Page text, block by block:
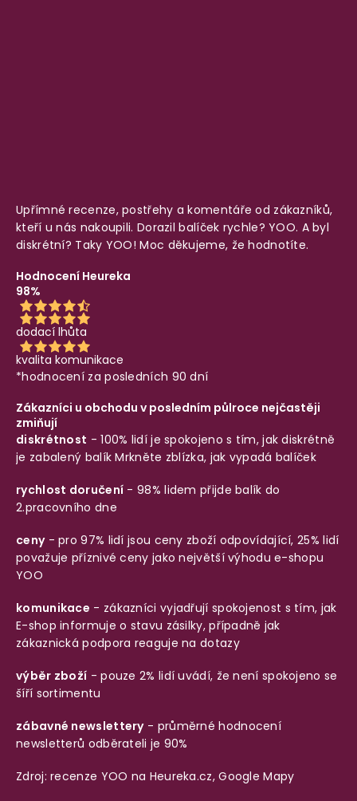
Upřímné recenze, postřehy a komentáře od zákazníků,
kteří u nás nakoupili. Dorazil balíček rychle? YOO. A byl
diskrétní? Taky YOO! Moc děkujeme, že hodnotíte.
Hodnocení Heureka
98%
dodací lhůta
kvalita komunikace
*hodnocení za posledních 90 dní
Zákazníci u obchodu v posledním půlroce nejčastěji
zmiňují
diskrétnost - 100% lidí je spokojeno s tím, jak diskrétně
je zabalený balíkMrkněte zblízka, jak vypadá balíček
rychlost doručení - 98% lidem přijde balík do
2.pracovního dne
ceny- pro 97% lidí jsou ceny zboží odpovídající, 25% lidí
považuje příznivé ceny jako největší výhodu e-shopu
YOO
komunikace - zákazníci vyjadřují spokojenost s tím, jak
E-shop informuje o stavu zásilky, případně jak
zákaznická podpora reaguje na dotazy
výběr zboží - pouze 2% lidí uvádí, že není spokojeno se
šíří sortimentu
zábavné newslettery- průměrné hodnocení
newsletterů odběrateli je 90%
Zdroj: recenze YOO na Heureka.cz,Google Mapy